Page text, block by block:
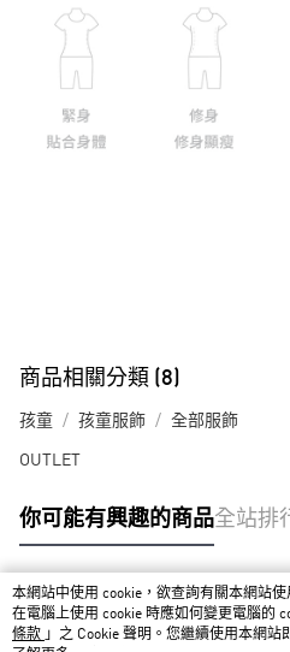
商品相關分類 (8)
孩童 孩童服飾 全部服飾
OUTLET
你可能有興趣的商品全站排
熱門標籤
本網站中使用 cookie，欲查詢有關本網站
在電腦上使用 cookie 時應如何變更電腦的
條款 」之 Cookie 聲明。您繼續使用本網